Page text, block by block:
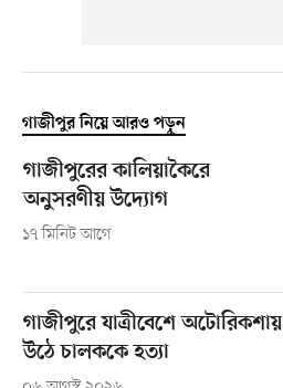
গাজীপুর নিয়ে আরও পড়ুন
গাজীপুরের কালিয়াকৈরে
অনুসরণীয় উদ্যোগ
১৭ মিনিট আগে
গাজীপুরে যাত্রীবেশে অটোরিকশায়
উঠে চালককে হত্যা